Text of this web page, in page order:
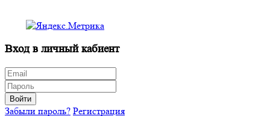
Вход в личный кабиент
Войти
Забыли пароль? Регистрация